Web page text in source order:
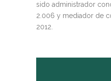
sido administrador
2.006 y mediador de
2012.